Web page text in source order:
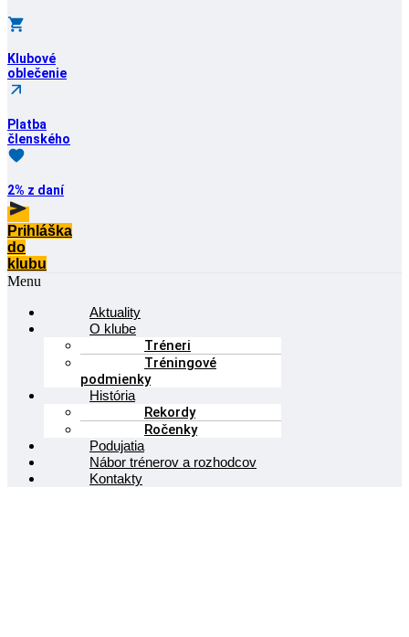
Klubové
oblečenie
Platba
členského
2% z daní
Prihláška
do
klubu
Menu
Aktuality
O klube
Tréneri
Tréningové
podmienky
História
Rekordy
Ročenky
Podujatia
Nábor trénerov a rozhodcov
Kontakty